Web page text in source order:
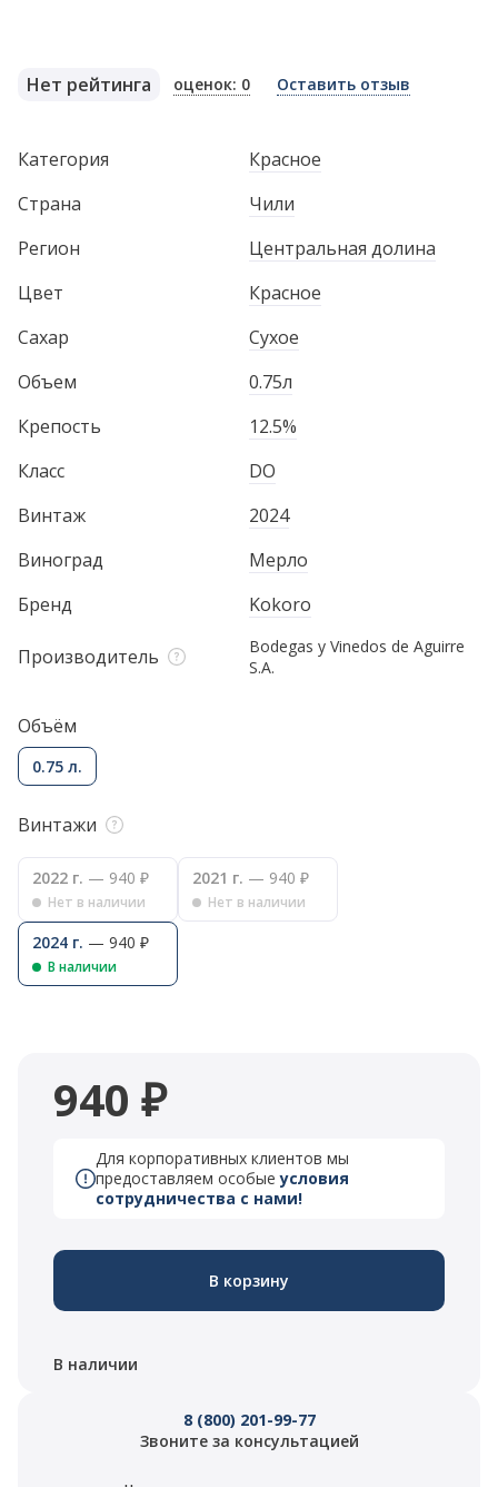
Нет рейтинга оценок: 0 Оставить отзыв
Категория
Красное
Страна
Чили
Регион
Центральная долина
Цвет
Красное
Сахар
Сухое
Объем
0.75л
Крепость
12.5%
Класс
DO
Винтаж
2024
Виноград
Мерло
Бренд
Kokoro
Производитель
Bodegas y Vinedos de Aguirre
S.A.
Объём
0.75 л.
Винтажи
2022 г. — 940 ₽
Нет в наличии
2021 г. — 940 ₽
Нет в наличии
2024 г. — 940 ₽
В наличии
940 ₽
Для корпоративных клиентов мы
предоставляем особыеусловия
сотрудничества с нами!
В корзину
В наличии
8 (800) 201-99-77
Звоните за консультацией